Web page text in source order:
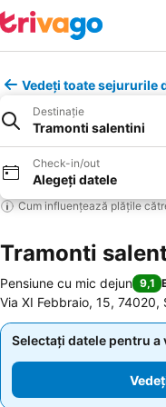
Vedeți toate sejururile
Destinație
Tramonti salentini
Check-in/out
Alegeți datele
Cum influențează plățile
Tramonti
Pensiune cu mic dejun 9,1
Via XI Febbraio, 15, 74020,
Selectați datele pentru a
Selectați datele pentru